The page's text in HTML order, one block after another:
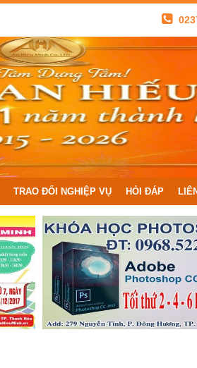
TRAO ĐỔI NGHIỆP VỤ HỎI ĐÁP